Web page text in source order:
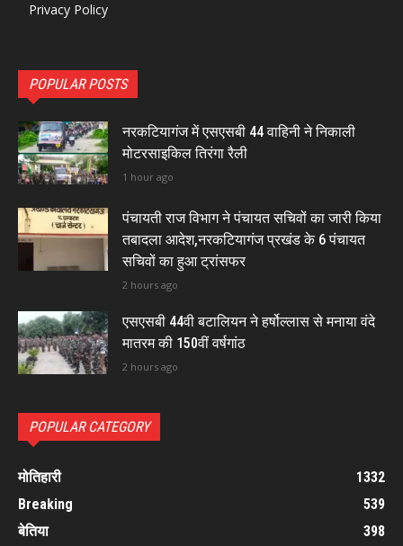
Privacy Policy
POPULAR POSTS
नरकटियागंज में एसएसबी 44 वाहिनी ने निकाली
मोटरसाइकिल तिरंगा रैली
1 hour ago
पंचायती राज विभाग ने पंचायत सचिवों का जारी किया
तबादला आदेश,नरकटियागंज प्रखंड के 6 पंचायत
सचिवों का हुआ ट्रांसफर
2 hours ago
एसएसबी 44वी बटालियन ने हर्षोल्लास से मनाया वंदे
मातरम की 150वीं वर्षगांठ
2 hours ago
POPULAR CATEGORY
मोतिहारी
1332
Breaking
539
बेतिया
398